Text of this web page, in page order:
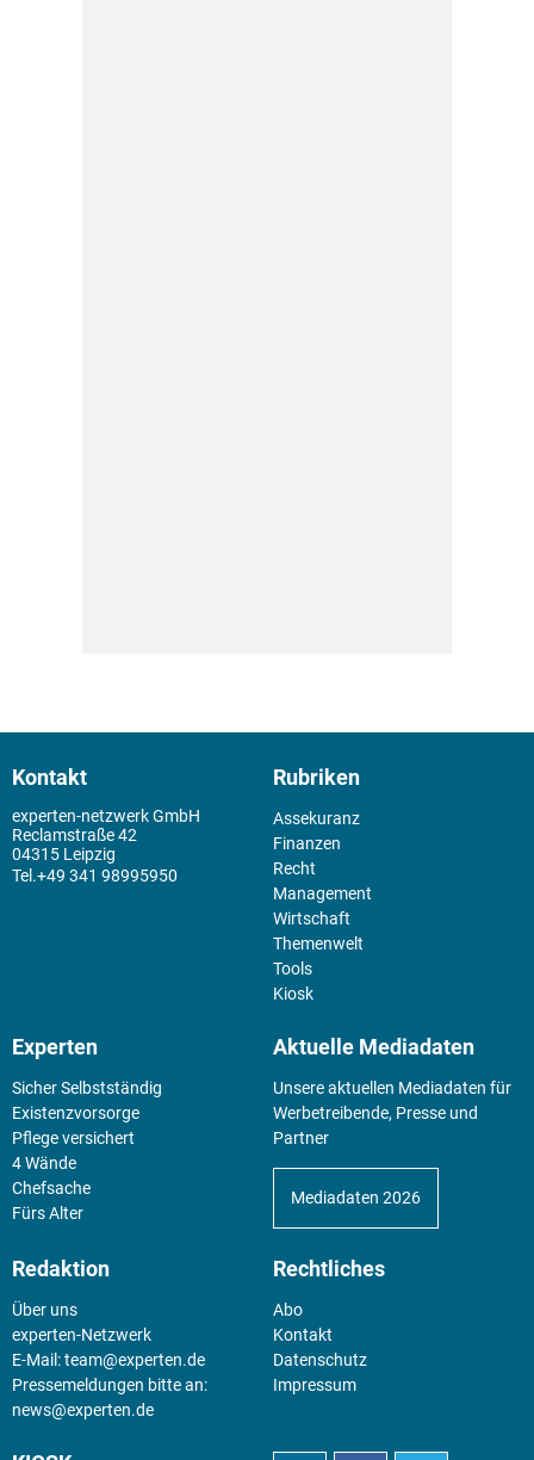
Kontakt
experten-netzwerk GmbH
Reclamstraße 42
04315 Leipzig
+49 341 98995950
Rubriken
Assekuranz
Finanzen
Recht
Management
Wirtschaft
Themenwelt
Tools
Kiosk
Experten
Sicher Selbstständig
Existenz­vorsorge
Pflege versichert
4 Wände
Chefsache
Fürs Alter
Aktuelle Mediadaten
Unsere aktuellen Mediadaten für
Werbetreibende, Presse und
Partner
Mediadaten 2026
Redaktion
Über uns
experten-Netzwerk
E-Mail:team@experten.de
Pressemeldungen bitte an:
news@experten.de
Rechtliches
Abo
Kontakt
Datenschutz
Impressum